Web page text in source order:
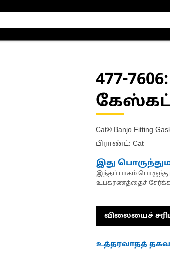
477-7606
Cat® Banjo Fitting
பிராண்ட்: Cat
இது
இந்தப் பாகம்
உபகரணத்தைச்
விலையைச்
உத்தரவாதத்